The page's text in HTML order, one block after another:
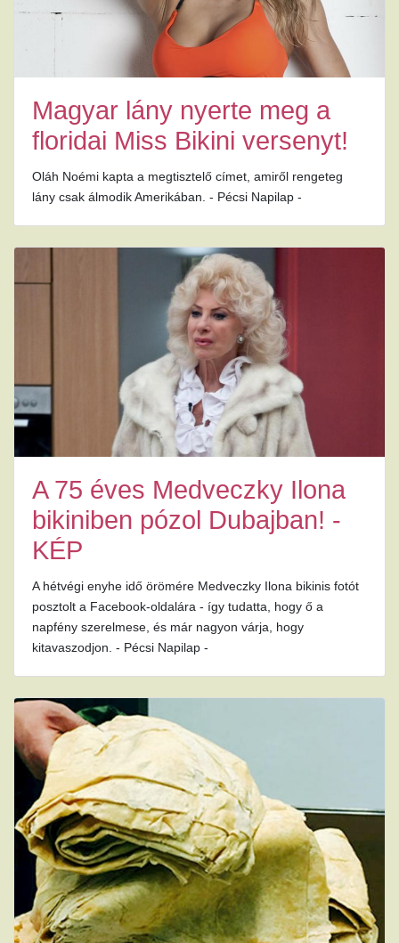
Magyar lány nyerte meg a
floridai Miss Bikini versenyt!
Oláh Noémi kapta a megtisztelő címet, amiről rengeteg
lány csak álmodik Amerikában. - Pécsi Napilap -
A 75 éves Medveczky Ilona
bikiniben pózol Dubajban! -
KÉP
A hétvégi enyhe idő örömére Medveczky Ilona bikinis fotót
posztolt a Facebook-oldalára - így tudatta, hogy ő a
napfény szerelmese, és már nagyon várja, hogy
kitavaszodjon. - Pécsi Napilap -